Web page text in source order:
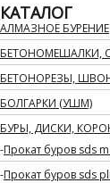
КАТАЛОГ
АЛМАЗНОЕ БУРЕНИЕ
БЕТОНОМЕШАЛКИ,
БЕТОНОРЕЗЫ,
БОЛГАРКИ (УШМ)
БУРЫ, ДИСКИ,
Прокат буров sds
Прокат буров sds